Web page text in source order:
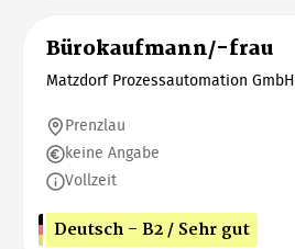
Bürokaufmann/-frau
Matzdorf Prozessautomation GmbH
Prenzlau
keine Angabe
Vollzeit
Deutsch - B2 / Sehr gut